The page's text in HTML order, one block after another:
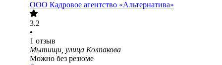
ООО Кадровое агентство «Альтернатива»
3.2
•
1 отзыв
Мытищи, улица Колпакова
Можно без резюме